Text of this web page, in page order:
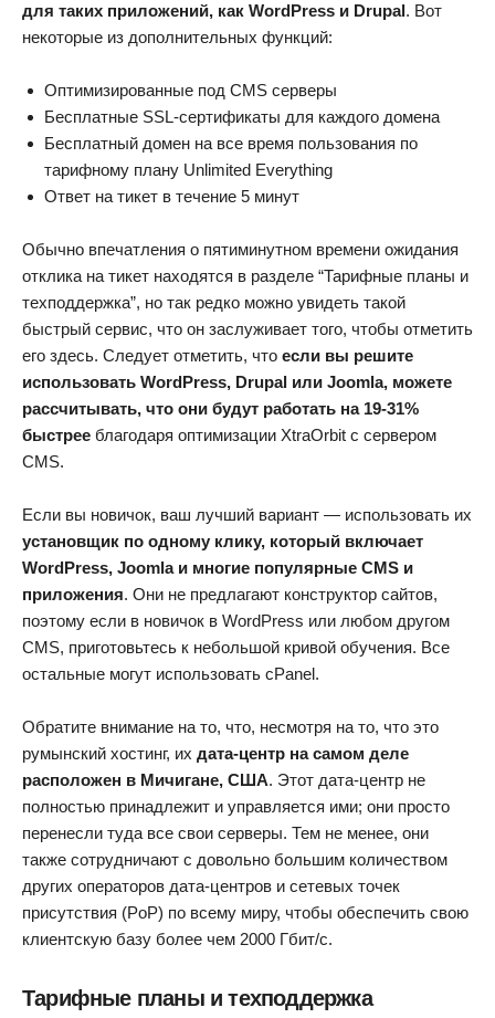
для таких приложений, как WordPress и Drupal. Вот
некоторые из дополнительных функций:
Оптимизированные под CMS серверы
Бесплатные SSL-сертификаты для каждого домена
Бесплатный домен на все время пользования по
тарифному плану Unlimited Everything
Ответ на тикет в течение 5 минут
Обычно впечатления о пятиминутном времени ожидания
отклика на тикет находятся в разделе “Тарифные планы и
техподдержка”, но так редко можно увидеть такой
быстрый сервис, что он заслуживает того, чтобы отметить
его здесь. Следует отметить, что если вы решите
использовать WordPress, Drupal или Joomla, можете
рассчитывать, что они будут работать на 19-31%
быстрее благодаря оптимизации XtraOrbit с сервером
CMS.
Если вы новичок, ваш лучший вариант — использовать их
установщик по одному клику, который включает
WordPress, Joomla и многие популярные CMS и
приложения. Они не предлагают конструктор сайтов,
поэтому если в новичок в WordPress или любом другом
CMS, приготовьтесь к небольшой кривой обучения. Все
остальные могут использовать cPanel.
Обратите внимание на то, что, несмотря на то, что это
румынский хостинг, их дата-центр на самом деле
расположен в Мичигане, США. Этот дата-центр не
полностью принадлежит и управляется ими; они просто
перенесли туда все свои серверы. Тем не менее, они
также сотрудничают с довольно большим количеством
других операторов дата-центров и сетевых точек
присутствия (PoP) по всему миру, чтобы обеспечить свою
клиентскую базу более чем 2000 Гбит/с.
Тарифные планы и техподдержка